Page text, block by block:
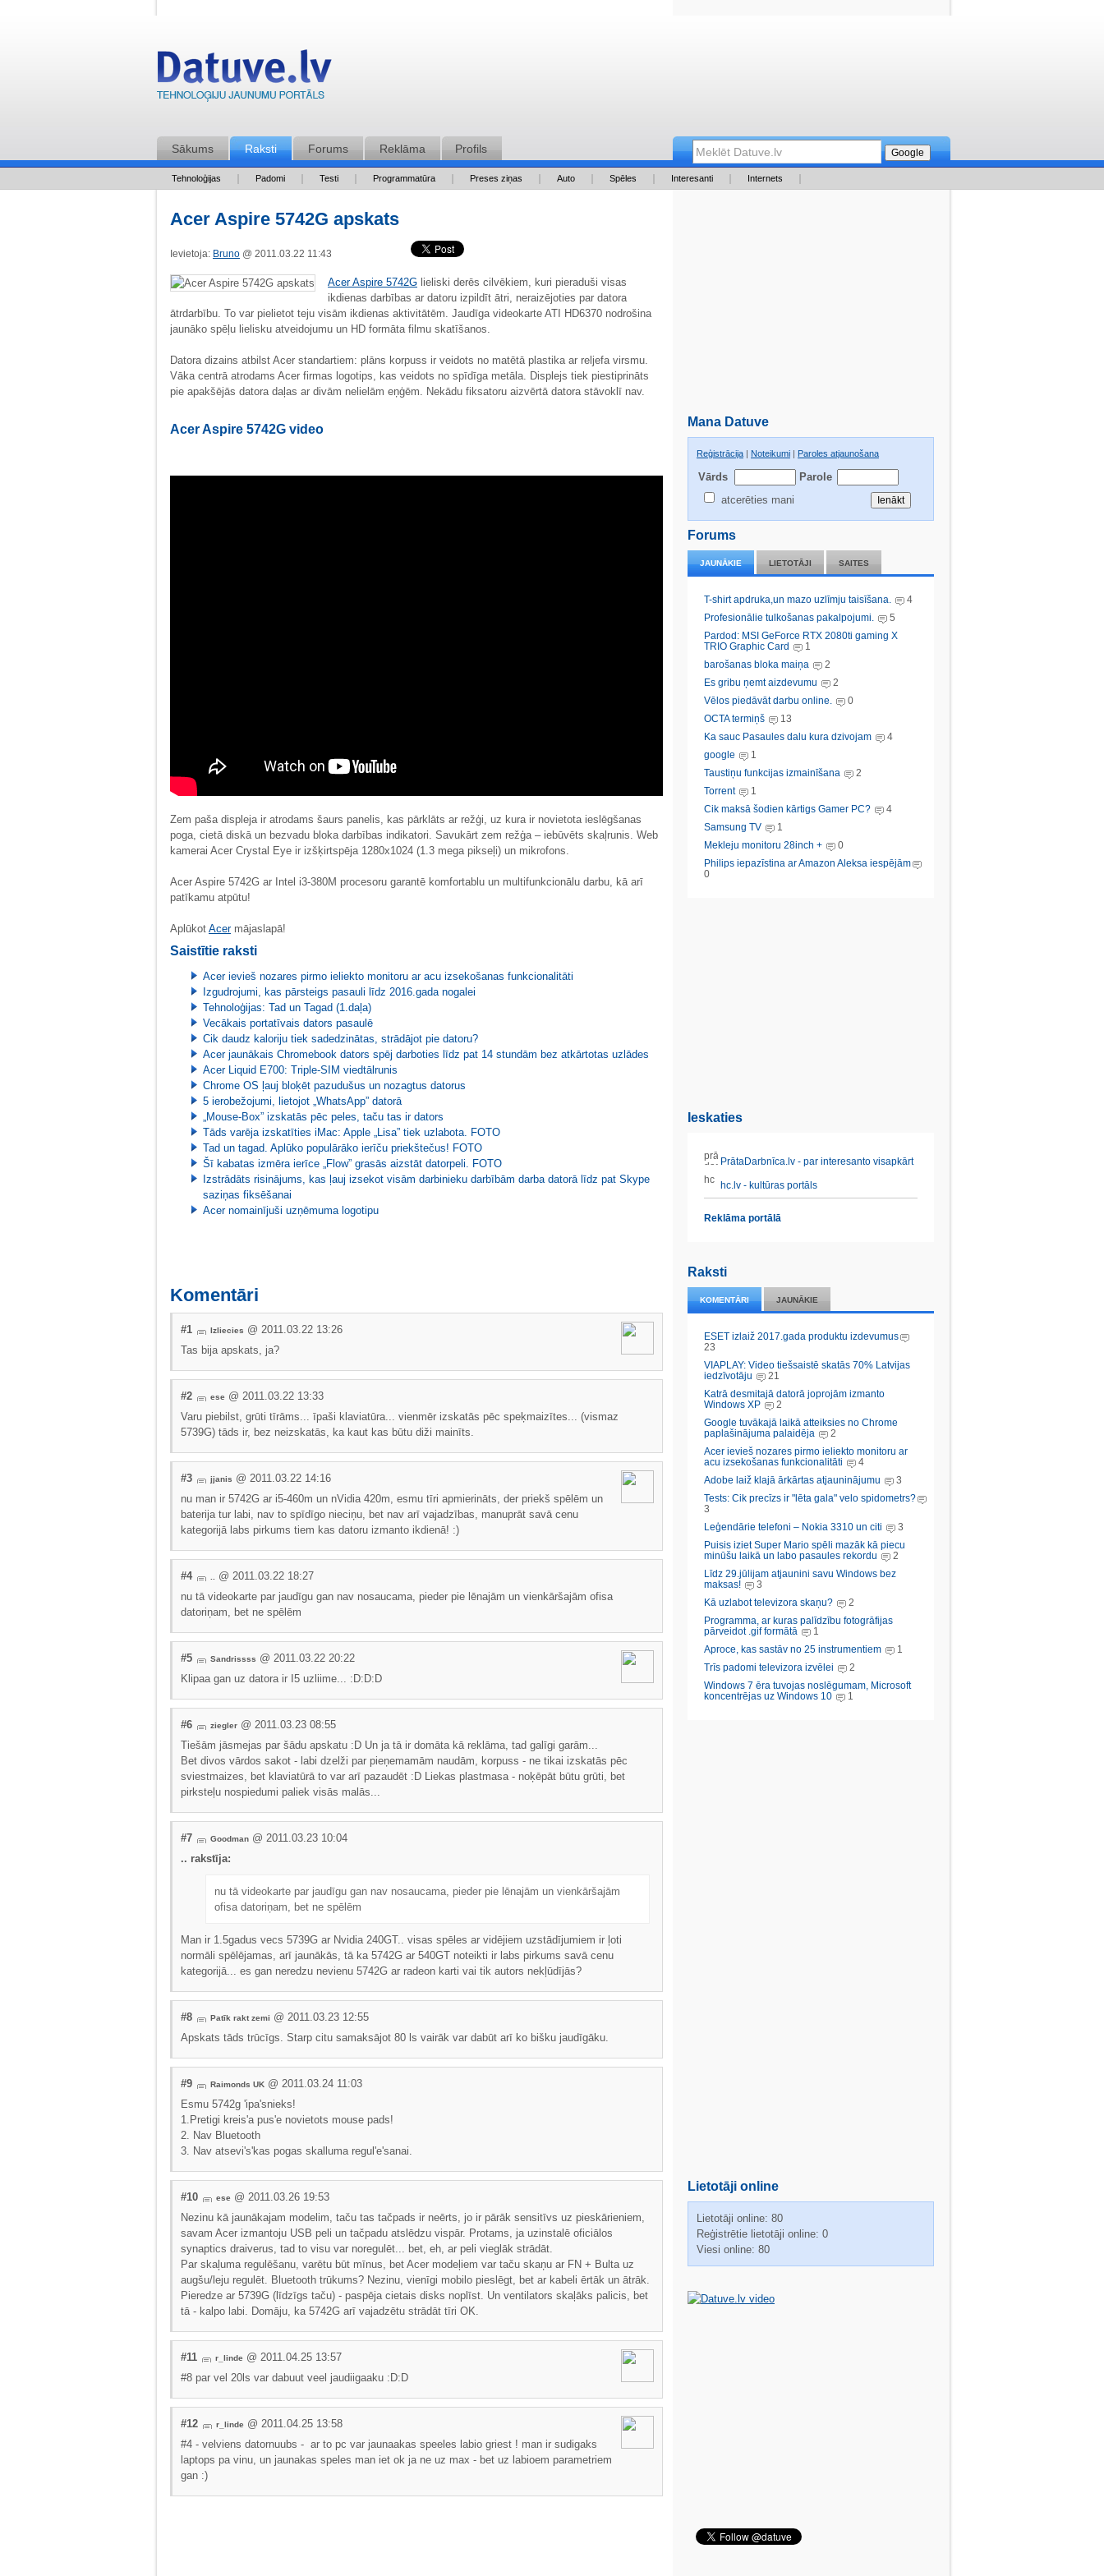
Sākums Raksti Forums Reklāma Profils
Tehnoloģijas Padomi Testi Programmatūra Preses ziņas Auto Spēles Interesanti Internets
Mana Datuve
Reģistrācija | Noteikumi | Paroles atjaunošana
Vārds
Parole
atcerēties mani
Forums
JAUNĀKIE LIETOTĀJI SAITES
T-shirt apdruka,un mazo uzlīmju taisīšana.
4
Profesionālie tulkošanas pakalpojumi.
5
Pardod: MSI GeForce RTX 2080ti gaming X
TRIO Graphic Card
1
barošanas bloka maiņa
2
Es gribu ņemt aizdevumu
2
Vēlos piedāvāt darbu online.
0
OCTA termiņš
13
Ka sauc Pasaules dalu kura dzivojam
4
google
1
Taustiņu funkcijas izmainīšana
2
Torrent
1
Cik maksā šodien kārtigs Gamer PC?
4
Samsung TV
1
Mekleju monitoru 28inch +
0
Philips iepazīstina ar Amazon Aleksa iespējām
0
Ieskaties
PrātaDarbnīca.lv - par interesanto visapkārt
hc.lv - kultūras portāls
Reklāma portālā
Raksti
KOMENTĀRI JAUNĀKIE
ESET izlaiž 2017.gada produktu izdevumus
23
VIAPLAY: Video tiešsaistē skatās 70% Latvijas
iedzīvotāju
21
Katrā desmitajā datorā joprojām izmanto
Windows XP
2
Google tuvākajā laikā atteiksies no Chrome
paplašinājuma palaidēja
2
Acer ievieš nozares pirmo ieliekto monitoru ar
acu izsekošanas funkcionalitāti
4
Adobe laiž klajā ārkārtas atjauninājumu
3
Tests: Cik precīzs ir "lēta gala" velo spidometrs?
3
Leģendārie telefoni – Nokia 3310 un citi
3
Puisis iziet Super Mario spēli mazāk kā piecu
minūšu laikā un labo pasaules rekordu
2
Līdz 29.jūlijam atjaunini savu Windows bez
maksas!
3
Kā uzlabot televizora skaņu?
2
Programma, ar kuras palīdzību fotogrāfijas
pārveidot .gif formātā
1
Aproce, kas sastāv no 25 instrumentiem
1
Trīs padomi televizora izvēlei
2
Windows 7 ēra tuvojas noslēgumam, Microsoft
koncentrējas uz Windows 10
1
Lietotāji online
Lietotāji online: 80
Reģistrētie lietotāji online: 0
Viesi online: 80
Acer Aspire 5742G apskats
Ievietoja: Bruno @ 2011.03.22 11:43
Acer Aspire 5742G lieliski derēs cilvēkiem, kuri pieraduši visas
ikdienas darbības ar datoru izpildīt ātri, neraizējoties par datora
ātrdarbību. To var pielietot teju visām ikdienas aktivitātēm. Jaudīga videokarte ATI HD6370 nodrošina
jaunāko spēļu lielisku atveidojumu un HD formāta filmu skatīšanos.
Datora dizains atbilst Acer standartiem: plāns korpuss ir veidots no matētā plastika ar reljefa virsmu.
Vāka centrā atrodams Acer firmas logotips, kas veidots no spīdīga metāla. Displejs tiek piestiprināts
pie apakšējās datora daļas ar divām nelielām eņģēm. Nekādu fiksatoru aizvērtā datora stāvoklī nav.
Acer Aspire 5742G video
Zem paša displeja ir atrodams šaurs panelis, kas pārklāts ar režģi, uz kura ir novietota ieslēgšanas
poga, cietā diskā un bezvadu bloka darbības indikatori. Savukārt zem režģa – iebūvēts skaļrunis. Web
kamerai Acer Crystal Eye ir izšķirtspēja 1280х1024 (1.3 mega pikseļi) un mikrofons.
Acer Aspire 5742G ar Intel i3-380M procesoru garantē komfortablu un multifunkcionālu darbu, kā arī
patīkamu atpūtu!
Aplūkot Acermājaslapā!
Saistītie raksti
Acer ievieš nozares pirmo ieliekto monitoru ar acu izsekošanas funkcionalitāti
Izgudrojumi, kas pārsteigs pasauli līdz 2016.gada nogalei
Tehnoloģijas: Tad un Tagad (1.daļa)
Vecākais portatīvais dators pasaulē
Cik daudz kaloriju tiek sadedzinātas, strādājot pie datoru?
Acer jaunākais Chromebook dators spēj darboties līdz pat 14 stundām bez atkārtotas uzlādes
Acer Liquid E700: Triple-SIM viedtālrunis
Chrome OS ļauj bloķēt pazudušus un nozagtus datorus
5 ierobežojumi, lietojot „WhatsApp” datorā
„Mouse-Box” izskatās pēc peles, taču tas ir dators
Tāds varēja izskatīties iMac: Apple „Lisa” tiek uzlabota. FOTO
Tad un tagad. Aplūko populārāko ierīču priekštečus! FOTO
Šī kabatas izmēra ierīce „Flow” grasās aizstāt datorpeli. FOTO
Izstrādāts risinājums, kas ļauj izsekot visām darbinieku darbībām darba datorā līdz pat Skype
saziņas fiksēšanai
Acer nomainījuši uzņēmuma logotipu
Komentāri
#1 Izliecies @ 2011.03.22 13:26
Tas bija apskats, ja?
#2 ese @ 2011.03.22 13:33
Varu piebilst, grūti tīrāms... īpaši klaviatūra... vienmēr izskatās pēc speķmaizītes... (vismaz
5739G) tāds ir, bez neizskatās, ka kaut kas būtu diži mainīts.
#3 jjanis @ 2011.03.22 14:16
nu man ir 5742G ar i5-460m un nVidia 420m, esmu tīri apmierināts, der priekš spēlēm un
baterija tur labi, nav to spīdīgo nieciņu, bet nav arī vajadzības, manuprāt savā cenu
kategorijā labs pirkums tiem kas datoru izmanto ikdienā! :)
#4
@ 2011.03.22 18:27
nu tā videokarte par jaudīgu gan nav nosaucama, pieder pie lēnajām un vienkāršajām ofisa
datoriņam, bet ne spēlēm
#5 Sandrissss @ 2011.03.22 20:22
Klipaa gan uz datora ir I5 uzliime... :D:D:D
#6 ziegler @ 2011.03.23 08:55
Tiešām jāsmejas par šādu apskatu :D Un ja tā ir domāta kā reklāma, tad galīgi garām...
Bet divos vārdos sakot - labi dzelži par pieņemamām naudām, korpuss - ne tikai izskatās pēc
sviestmaizes, bet klaviatūrā to var arī pazaudēt :D Liekas plastmasa - noķēpāt būtu grūti, bet
pirksteļu nospiedumi paliek visās malās...
#7 Goodman @ 2011.03.23 10:04
.. rakstīja:
nu tā videokarte par jaudīgu gan nav nosaucama, pieder pie lēnajām un vienkāršajām
ofisa datoriņam, bet ne spēlēm
Man ir 1.5gadus vecs 5739G ar Nvidia 240GT.. visas spēles ar vidējiem uzstādījumiem ir ļoti
normāli spēlējamas, arī jaunākās, tā ka 5742G ar 540GT noteikti ir labs pirkums savā cenu
kategorijā... es gan neredzu nevienu 5742G ar radeon karti vai tik autors nekļūdījās?
#8 Patīk rakt zemi @ 2011.03.23 12:55
Apskats tāds trūcīgs. Starp citu samaksājot 80 ls vairāk var dabūt arī ko bišku jaudīgāku.
#9 Raimonds UK @ 2011.03.24 11:03
Esmu 5742g 'ipa'snieks!
1.Pretigi kreis'a pus'e novietots mouse pads!
2. Nav Bluetooth
3. Nav atsevi's'kas pogas skalluma regul'e'sanai.
#10 ese @ 2011.03.26 19:53
Nezinu kā jaunākajam modelim, taču tas tačpads ir neērts, jo ir pārāk sensitīvs uz pieskārieniem,
savam Acer izmantoju USB peli un tačpadu atslēdzu vispār. Protams, ja uzinstalē oficiālos
synaptics draiverus, tad to visu var noregulēt... bet, eh, ar peli vieglāk strādāt.
Par skaļuma regulēšanu, varētu būt mīnus, bet Acer modeļiem var taču skaņu ar FN + Bulta uz
augšu/leju regulēt. Bluetooth trūkums? Nezinu, vienīgi mobilo pieslēgt, bet ar kabeli ērtāk un ātrāk.
Pieredze ar 5739G (līdzīgs taču) - paspēja cietais disks noplīst. Un ventilators skaļāks palicis, bet
tā - kalpo labi. Domāju, ka 5742G arī vajadzētu strādāt tīri OK.
#11 r_linde @ 2011.04.25 13:57
#8 par vel 20ls var dabuut veel jaudiigaaku :D:D
#12 r_linde @ 2011.04.25 13:58
#4 - velviens datornuubs - ar to pc var jaunaakas speeles labio griest ! man ir sudigaks
laptops pa vinu, un jaunakas speles man iet ok ja ne uz max - bet uz labioem parametriem
gan :)